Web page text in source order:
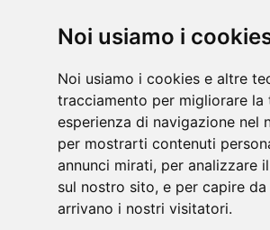
Noi usiamo i
Noi usiamo i cookies e altre
tracciamento per migliorare la
esperienza di navigazione nel
per mostrarti contenuti
annunci mirati, per analizzare
sul nostro sito, e per capire
arrivano i nostri visitatori.